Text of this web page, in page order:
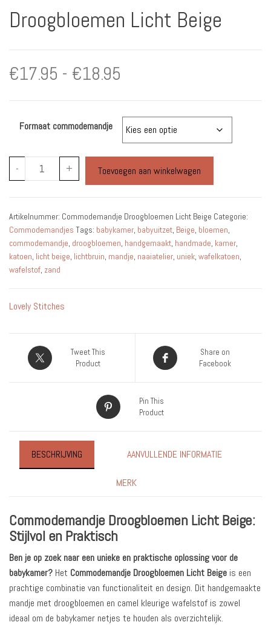
Droogbloemen Licht Beige
€17.95 - €18.95
tot
€18.95
Formaat commodemandje
-
Commodemandje
Droogbloemen
aantal
+ Toevoegen aan winkelwagen
Artikelnummer: Commodemandje Droogbloemen Licht Beige Categorie:
Commodemandjes Tags: babykamer, babyuitzet, Beige, bloemen,
commodemandje, droogbloemen, handgemaakt, handmade, kamer,
katoen, licht beige, lichtbruin, mandje, naaiatelier, uniek, wafelkatoen,
wafelstof, zand
Lovely Stitches
Tweet This
Product
Share on
Facebook
Pin This
Product
BESCHRIJVING AANVULLENDE INFORMATIE
MERK
Commodemandje Droogbloemen Licht Beige:
Stijlvol en Praktisch
Ben je op zoek naar een unieke en praktische oplossing voor de
babykamer? Het Commodemandje Droogbloemen Licht Beige is een
prachtige combinatie van functionaliteit en design. Dit handgemaakte
mandje met droogbloemen en camel kleurige wafelstof is zowel
ideaal om de babykamer netjes te houden als overzichtelijk.